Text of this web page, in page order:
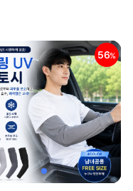
56%